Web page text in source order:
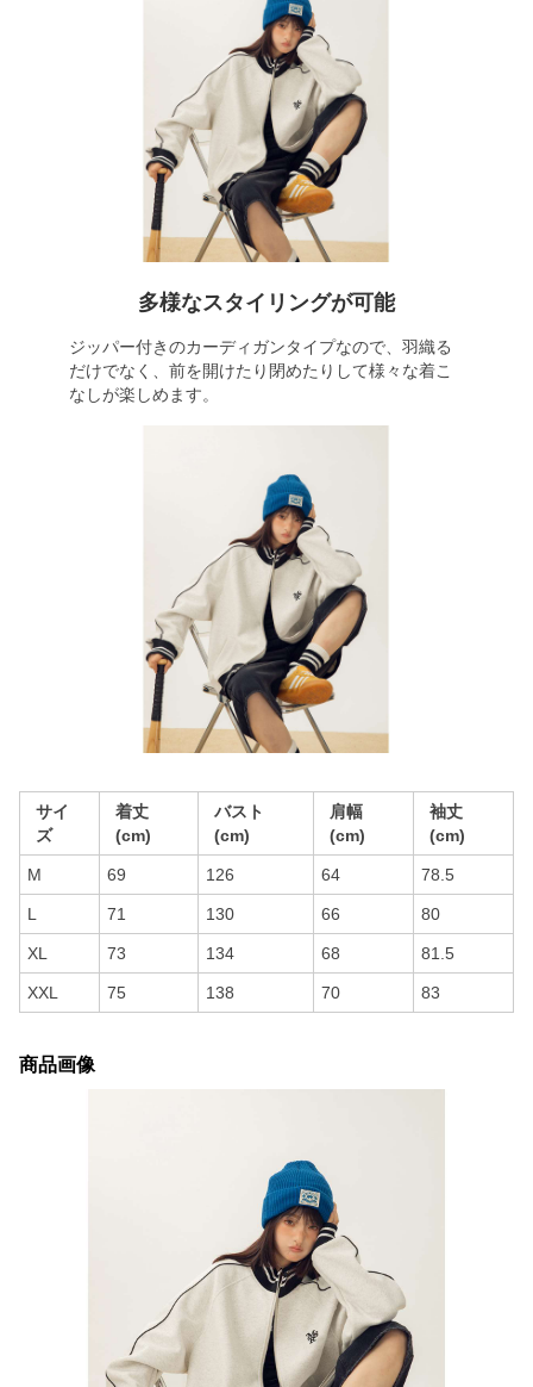
多様なスタイリングが可能
ジッパー付きのカーディガンタイプなので、羽織る
だけでなく、前を開けたり閉めたりして様々な着こ
なしが楽しめます。
サイ
ズ
着丈
(cm)
バスト
(cm)
肩幅
(cm)
袖丈
(cm)
M 69 126 64 78.5
L 71 130 66 80
XL 73 134 68 81.5
XXL 75 138 70 83
商品画像